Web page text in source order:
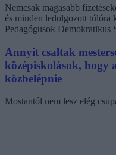
Nemcsak magasabb
és minden ledolgozott túlóra
Pedagógusok Demokratikus
Annyit csaltak
középiskolások,
közbelépnie
Mostantól nem lesz elég